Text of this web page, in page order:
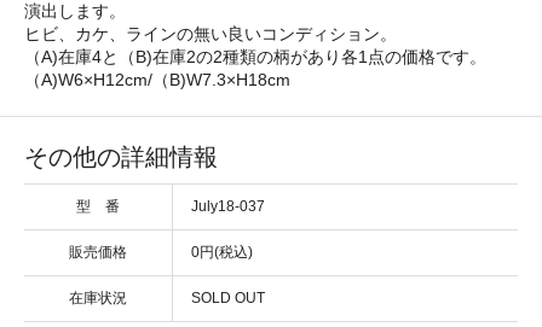
演出します。
ヒビ、カケ、ラインの無い良いコンディション。
（A)在庫4と（B)在庫2の2種類の柄があり各1点の価格です。
（A)W6×H12cm/（B)W7.3×H18cm
その他の詳細情報
型 番 July18-037
販売価格 0円(税込)
在庫状況 SOLD OUT